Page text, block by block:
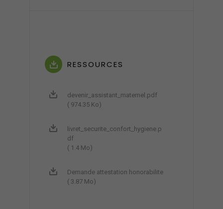
RESSOURCES
devenir_assistant_maternel.pdf
( 974.35 Ko)
livret_securite_confort_hygiene.p
df
( 1.4 Mo)
Demande attestation honorabilite
( 3.87 Mo)